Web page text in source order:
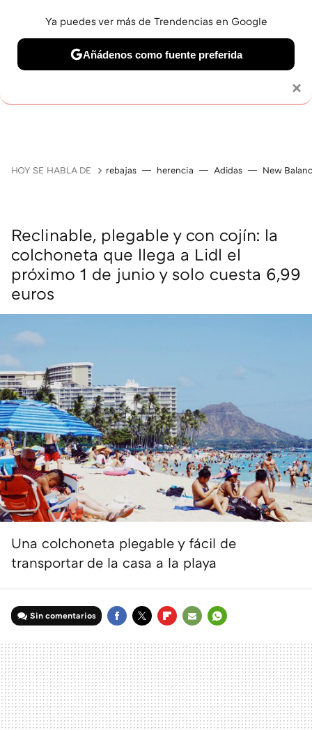
OFERTAS EN
HOY SE HABLA DE rebajas herencia Adidas New
Reclinable, plegable y con cojín: la
colchoneta que llega a Lidl el
próximo 1 de junio y solo cuesta 6,99
euros
Una colchoneta plegable y fácil de
transportar de la casa a la playa
Sin comentarios
MAIL
×
Ya puedes ver más de Trendencias en Google
Añádenos como fuente preferida